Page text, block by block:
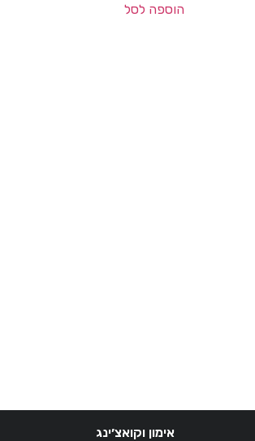
הוספה לסל
אימון וקואצ׳ינג